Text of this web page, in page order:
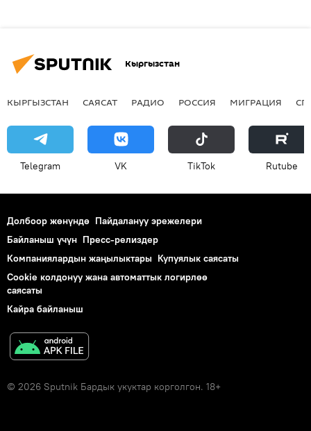
Кыргызстан
КЫРГЫЗСТАН САЯСАТ РАДИО РОССИЯ МИГРАЦИЯ
Telegram VK ТikТоk Rutube
Долбоор жөнүндө Пайдалануу эрежелери
Байланыш үчүн Пресс-релиздер
Компаниялардын жаңылыктары Купуялык саясаты
Cookie колдонуу жана автоматтык логирлөө
саясаты
Кайра байланыш
© 2026 Sputnik Бардык укуктар корголгон. 18+